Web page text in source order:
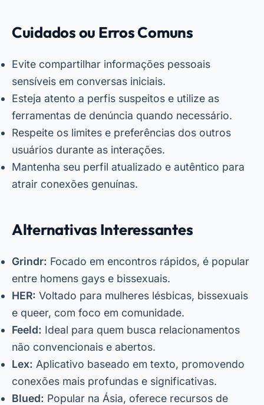
Cuidados ou Erros Comuns
Evite compartilhar informações pessoais
sensíveis em conversas iniciais.
Esteja atento a perfis suspeitos e utilize as
ferramentas de denúncia quando necessário.
Respeite os limites e preferências dos outros
usuários durante as interações.
Mantenha seu perfil atualizado e autêntico para
atrair conexões genuínas.
Alternativas Interessantes
Grindr: Focado em encontros rápidos, é popular
entre homens gays e bissexuais.
HER: Voltado para mulheres lésbicas, bissexuais
e queer, com foco em comunidade.
Feeld: Ideal para quem busca relacionamentos
não convencionais e abertos.
Lex: Aplicativo baseado em texto, promovendo
conexões mais profundas e significativas.
Blued: Popular na Ásia, oferece recursos de